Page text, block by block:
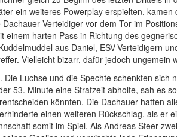
ein weiteres Powerplay erspielten,
Verteidiger vor dem Tor im
einem harten Pass in Richtung des
aus Daniel, ESV-Verteidigern
Vielleicht bizarr, dafür jedoch ungemein
Luchse und die Spechte schenkten
53. Minute eine Strafzeit abholte, sah es
könnten. Die Dachauer hatten
einen weiteren Rückschlag, als er
somit im Spiel. Als Andreas Steer